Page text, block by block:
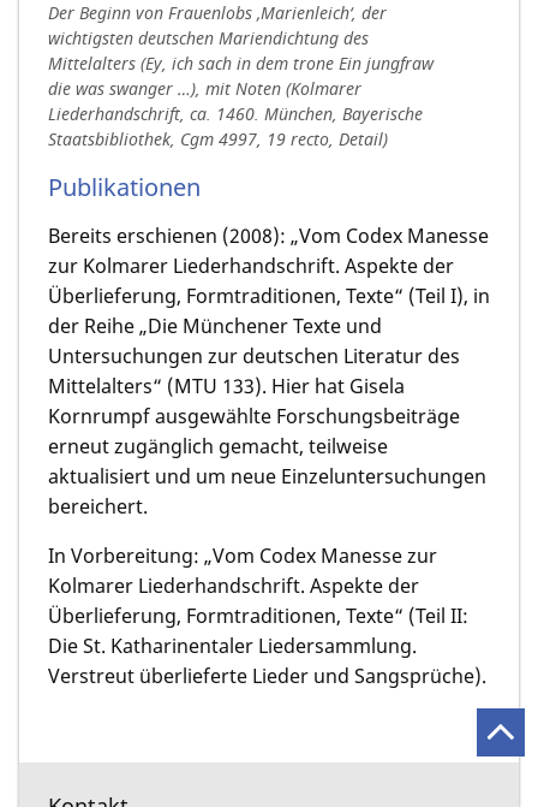
Der Beginn von Frauenlobs ‚Marienleich‘, der
wichtigsten deutschen Mariendichtung des
Mittelalters (Ey, ich sach in dem trone Ein jungfraw
die was swanger …), mit Noten (Kolmarer
Liederhandschrift, ca. 1460. München, Bayerische
Staatsbibliothek, Cgm 4997, 19 recto, Detail)
Publikationen
Bereits erschienen (2008): „Vom Codex Manesse
zur Kolmarer Liederhandschrift. Aspekte der
Überlieferung, Formtraditionen, Texte“ (Teil I), in
der Reihe „Die Münchener Texte und
Untersuchungen zur deutschen Literatur des
Mittelalters“ (MTU 133). Hier hat Gisela
Kornrumpf ausgewählte Forschungsbeiträge
erneut zugänglich gemacht, teilweise
aktualisiert und um neue Einzeluntersuchungen
bereichert.
In Vorbereitung: „Vom Codex Manesse zur
Kolmarer Liederhandschrift. Aspekte der
Überlieferung, Formtraditionen, Texte“ (Teil II:
Die St. Katharinentaler Liedersammlung.
Verstreut überlieferte Lieder und Sangsprüche).